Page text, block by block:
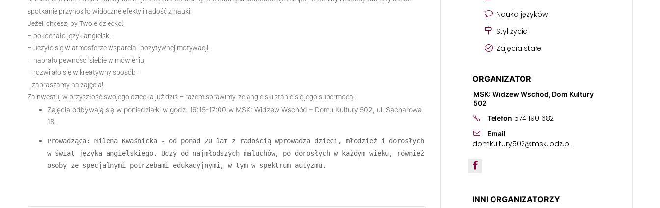
spotkanie przynosiło widoczne efekty i radość z nauki.
Jeżeli chcesz, by Twoje dziecko:
– pokochało język angielski,
– uczyło się w atmosferze wsparcia i pozytywnej motywacji,
– nabrało pewności siebie w mówieniu,
– rozwijało się w kreatywny sposób –
…zapraszamy na zajęcia!
Zainwestuj w przyszłość swojego dziecka już dziś – razem sprawimy, że angielski stanie się jego supermocą!
Zajęcia odbywają się w poniedziałki w godz. 16:15-17:00 w MSK: Widzew Wschód – Domu Kultury 502, ul. Sacharowa
18.
Prowadząca: Milena Kwaśnicka - od ponad 20 lat z radością wprowadza dzieci, młodzież i dorosłych
w świat języka angielskiego. Uczy od najmłodszych maluchów, po dorosłych w każdym wieku, również
osoby ze specjalnymi potrzebami edukacyjnymi, w tym w spektrum autyzmu.
Nauka języków
Styl życia
Zajęcia stałe
ORGANIZATOR
MSK: Widzew Wschód, Dom Kultury
502
Telefon 574 190 682
Email
domkultury502@msk.lodz.pl
INNI ORGANIZATORZY